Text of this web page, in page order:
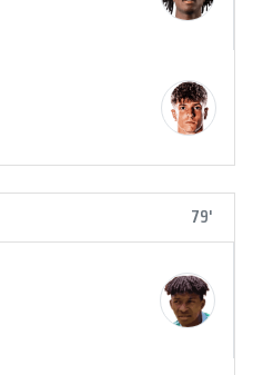
79'